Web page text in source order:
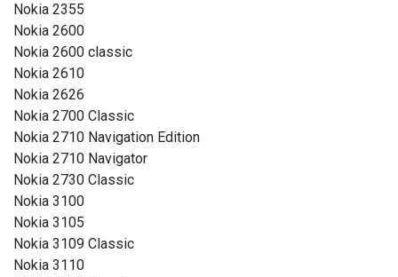
Nokia 2355
Nokia 2600
Nokia 2600 classic
Nokia 2610
Nokia 2626
Nokia 2700 Classic
Nokia 2710 Navigation Edition
Nokia 2710 Navigator
Nokia 2730 Classic
Nokia 3100
Nokia 3105
Nokia 3109 Classic
Nokia 3110